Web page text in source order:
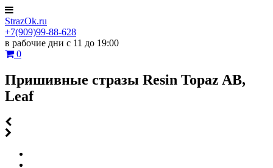
StrazOk.ru
+7(909)99-88-628
в рабочие дни с 11 до 19:00
0
Пришивные стразы Resin Topaz AB,
Leaf